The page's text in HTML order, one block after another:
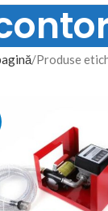
Produse